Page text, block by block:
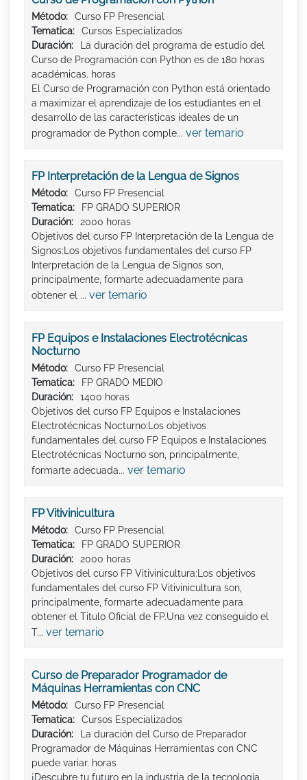
Método:
Curso FP Presencial
Tematica:
Cursos Especializados
Duración:
La duración del programa de estudio del
Curso de Programación con Python es de 180 horas
académicas. horas
El Curso de Programación con Python está orientado
a maximizar el aprendizaje de los estudiantes en el
desarrollo de las características ideales de un
programador de Python comple... ver temario
FP Interpretación de la Lengua de Signos
Método:
Curso FP Presencial
Tematica:
FP GRADO SUPERIOR
Duración:
2000 horas
Objetivos del curso FP Interpretación de la Lengua de
Signos:Los objetivos fundamentales del curso FP
Interpretación de la Lengua de Signos son,
principalmente, formarte adecuadamente para
obtener el ... ver temario
FP Equipos e Instalaciones Electrotécnicas
Nocturno
Método:
Curso FP Presencial
Tematica:
FP GRADO MEDIO
Duración:
1400 horas
Objetivos del curso FP Equipos e Instalaciones
Electrotécnicas Nocturno:Los objetivos
fundamentales del curso FP Equipos e Instalaciones
Electrotécnicas Nocturno son, principalmente,
formarte adecuada... ver temario
FP Vitivinicultura
Método:
Curso FP Presencial
Tematica:
FP GRADO SUPERIOR
Duración:
2000 horas
Objetivos del curso FP Vitivinicultura:Los objetivos
fundamentales del curso FP Vitivinicultura son,
principalmente, formarte adecuadamente para
obtener el Titulo Oficial de FP.Una vez conseguido el
T... ver temario
Curso de Preparador Programador de
Máquinas Herramientas con CNC
Método:
Curso FP Presencial
Tematica:
Cursos Especializados
Duración:
La duración del Curso de Preparador
Programador de Máquinas Herramientas con CNC
puede variar. horas
¡Descubre tu futuro en la industria de la tecnología